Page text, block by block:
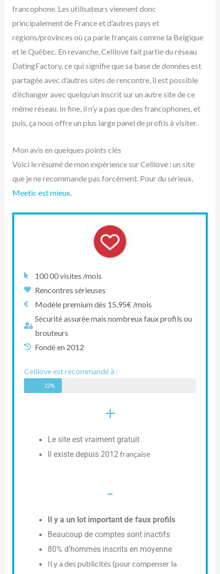
francophone. Les utilisateurs viennent donc
principalement de France et d’autres pays et
régions/provinces où ça parle français comme la Belgique
et le Québec. En revanche, Celilove fait partie du réseau
DatingFactory, ce qui signifie que sa base de données est
partagée avec d’autres sites de rencontre, il est possible
d’échanger avec quelqu’un inscrit sur un autre site de ce
même réseau. In fine, il n’y a pas que des francophones, et
puis, ça nous offre un plus large panel de profils à visiter.
Mon avis en quelques points clés
Voici le résumé de mon expérience sur Celilove : un site
que je ne recommande pas forcément. Pour du sérieux,
Meetic est mieux.
100 00 visites /mois
Rencontres sérieuses
Modèle premium dès 15,95€ /mois
Sécurité assurée mais nombreux faux profils ou
brouteurs
Fondé en 2012
Celilove est recommandé à :
22%
+
Le site est vraiment gratuit
Il existe depuis 2012 française
-
Il y a un lot important de faux profils
Beaucoup de comptes sont inactifs
80% d’hommes inscrits en moyenne
Il y a des publicités (pour compenser la